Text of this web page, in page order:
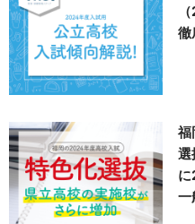
徹
福
選
に
一